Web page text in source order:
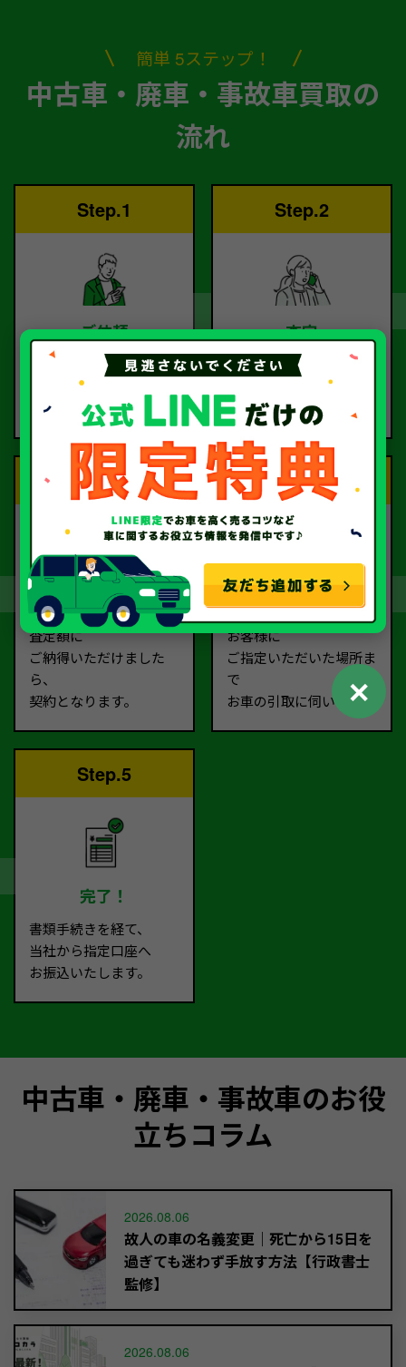
簡単 5ステップ！
中古車・廃車・事故車買取の
流れ
Step.1
ご依頼
お電話または査定フォー
ご依頼ください。
Step.2
査定
査定のプロが
お電話で回答いたしま
す。
Step.3
契約
査定額に
ご納得いただけました
ら、
契約となります。
Step.4
お引取り
お客様に
ご指定いただいた場所ま
で
お車の引取に伺います。
Step.5
完了！
書類手続きを経て、
当社から指定口座へ
お振込いたします。
中古車・廃車・事故車のお役
立ちコラム
2026.08.06
故人の車の名義変更｜死亡から15日を
過ぎても迷わず手放す方法【行政書士
監修】
2026.08.06
✕